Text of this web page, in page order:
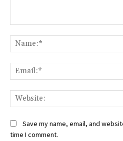
Save my name, email, and
time I comment.